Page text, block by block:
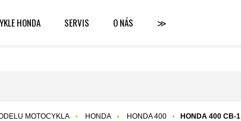
HONDA SERVIS O NÁS ≫
MOTOCYKLA HONDA HONDA 400 HONDA 400 CB-1